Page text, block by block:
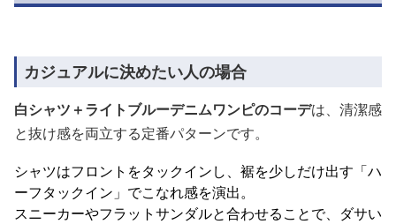
カジュアルに決めたい人の場合
白シャツ＋ライトブルーデニムワンピのコーデは、清潔感
と抜け感を両立する定番パターンです。
シャツはフロントをタックインし、裾を少しだけ出す「ハ
ーフタックイン」でこなれ感を演出。
スニーカーやフラットサンダルと合わせることで、ダサい